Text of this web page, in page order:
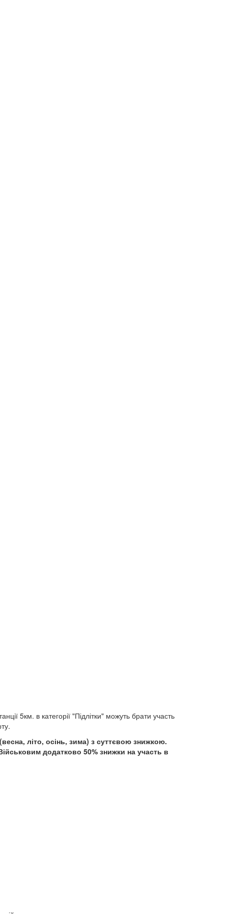
5км. в категорії "Підлітки" можуть брати участь
літо, осінь, зима) з суттєвою знижкою.
додатково 50% знижки на участь в